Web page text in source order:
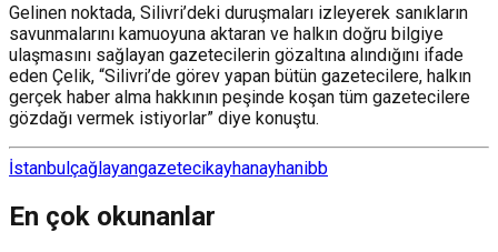
Gelinen noktada, Silivri’deki duruşmaları izleyerek sanıkların
savunmalarını kamuoyuna aktaran ve halkın doğru bilgiye
ulaşmasını sağlayan gazetecilerin gözaltına alındığını ifade
eden Çelik, “Silivri’de görev yapan bütün gazetecilere, halkın
gerçek haber alma hakkının peşinde koşan tüm gazetecilere
gözdağı vermek istiyorlar” diye konuştu.
İstanbulçağlayangazetecikayhanayhanibb
En çok okunanlar